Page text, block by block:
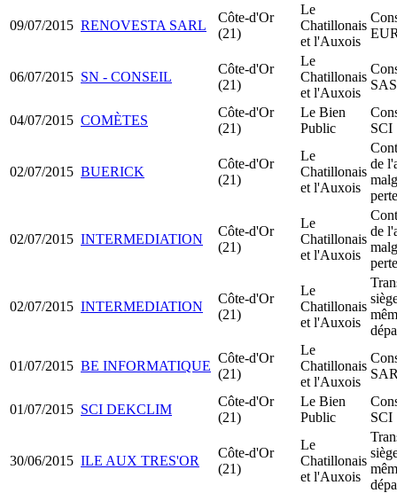
09/07/2015 RENOVESTA SARL
Côte-d'Or
(21)
Le
Chatillonais
et l'Auxois
06/07/2015 SN - CONSEIL
Côte-d'Or
(21)
Le
Chatillonais
et l'Auxois
04/07/2015 COMÈTES
Côte-d'Or
(21)
Le Bien
Public
SCI
02/07/2015 BUERICK
Côte-d'Or
(21)
Le
Chatillonais
et l'Auxois
de
02/07/2015 INTERMEDIATION
Côte-d'Or
(21)
Le
Chatillonais
et l'Auxois
de
02/07/2015 INTERMEDIATION
Côte-d'Or
(21)
Le
Chatillonais
et l'Auxois
01/07/2015 BE INFORMATIQUE
Côte-d'Or
(21)
Le
Chatillonais
et l'Auxois
01/07/2015 SCI DEKCLIM
Côte-d'Or
(21)
Le Bien
Public
SCI
30/06/2015 ILE AUX TRES'OR
Côte-d'Or
(21)
Le
Chatillonais
et l'Auxois